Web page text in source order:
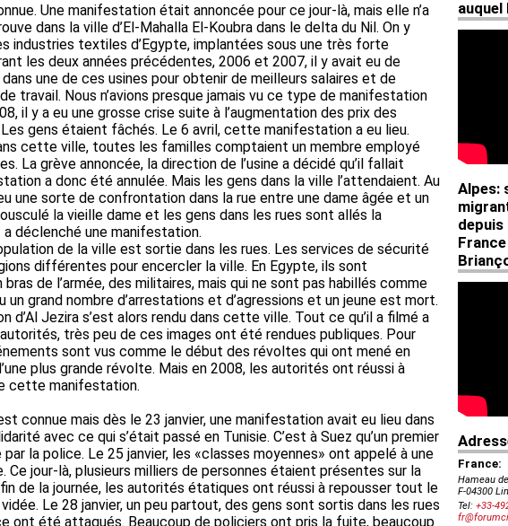
Une manifestation était annoncée pour ce jour-là, mais elle n’a
dans la ville d’El-Mahalla El-Koubra dans le delta du Nil. On y
industries textiles d’Egypte, implantées sous une très forte
les deux années précédentes, 2006 et 2007, il y avait eu de
une de ces usines pour obtenir de meilleurs salaires et de
travail. Nous n’avions presque jamais vu ce type de manifestation
il y a eu une grosse crise suite à l’augmentation des prix des
gens étaient fâchés. Le 6 avril, cette manifestation a eu lieu.
cette ville, toutes les familles comptaient un membre employé
La grève annoncée, la direction de l’usine a décidé qu’il fallait
a donc été annulée. Mais les gens dans la ville l’attendaient. Au
une sorte de confrontation dans la rue entre une dame âgée et un
la vieille dame et les gens dans les rues sont allés la
déclenché une manifestation.
de la ville est sortie dans les rues. Les services de sécurité
différentes pour encercler la ville. En Egypte, ils sont
de l’armée, des militaires, mais qui ne sont pas habillés comme
un grand nombre d’arrestations et d’agressions et un jeune est mort.
d’Al Jezira s’est alors rendu dans cette ville. Tout ce qu’il a filmé a
très peu de ces images ont été rendues publiques. Pour
sont vus comme le début des révoltes qui ont mené en
plus grande révolte. Mais en 2008, les autorités ont réussi à
cette manifestation.
connue mais dès le 23 janvier, une manifestation avait eu lieu dans
avec ce qui s’était passé en Tunisie. C’est à Suez qu’un premier
la police. Le 25 janvier, les «classes moyennes» ont appelé à une
Ce jour-là, plusieurs milliers de personnes étaient présentes sur la
de la journée, les autorités étatiques ont réussi à repousser tout le
Le 28 janvier, un peu partout, des gens sont sortis dans les rues
ont été attaqués. Beaucoup de policiers ont pris la fuite, beaucoup